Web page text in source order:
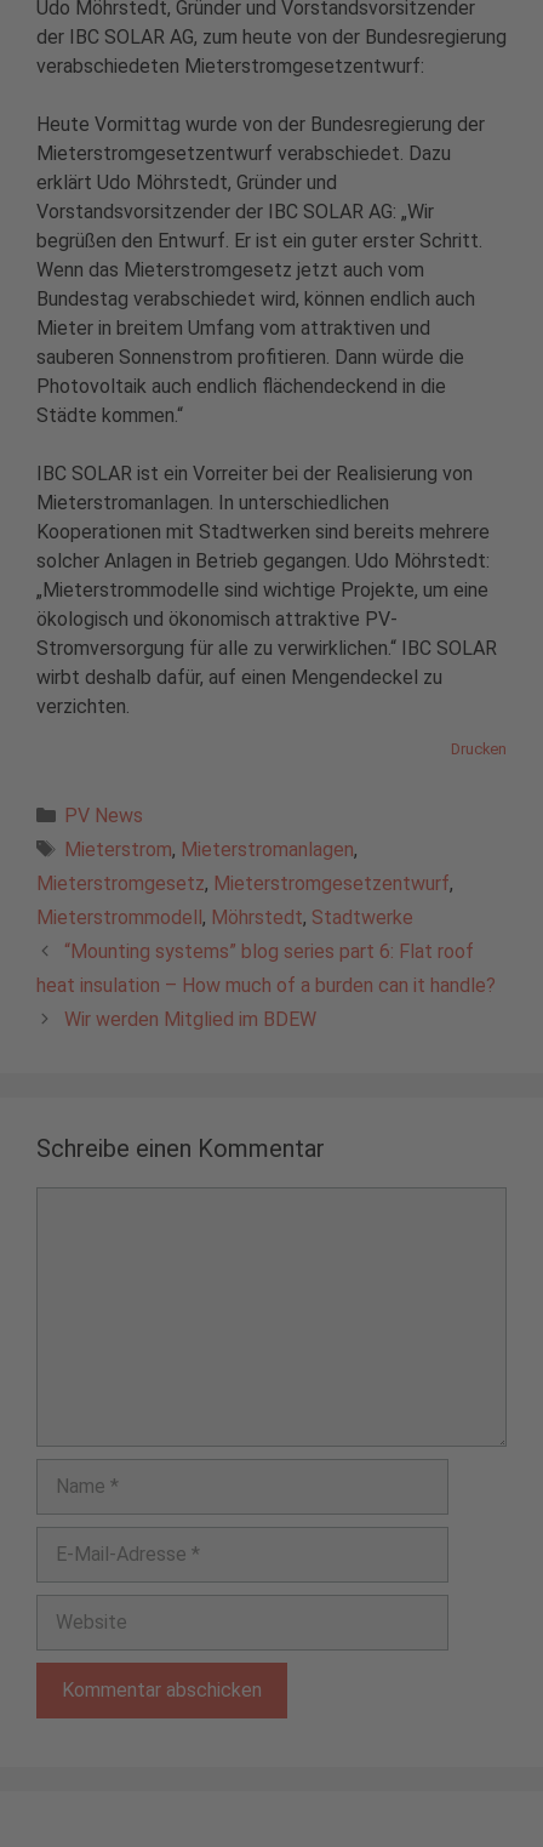
Udo Möhrstedt, Gründer und Vorstandsvorsitzender
der IBC SOLAR AG, zum heute von der Bundesregierung
verabschiedeten Mieterstromgesetzentwurf:
Heute Vormittag wurde von der Bundesregierung der
Mieterstromgesetzentwurf verabschiedet. Dazu
erklärt Udo Möhrstedt, Gründer und
Vorstandsvorsitzender der IBC SOLAR AG: „Wir
begrüßen den Entwurf. Er ist ein guter erster Schritt.
Wenn das Mieterstromgesetz jetzt auch vom
Bundestag verabschiedet wird, können endlich auch
Mieter in breitem Umfang vom attraktiven und
sauberen Sonnenstrom profitieren. Dann würde die
Photovoltaik auch endlich flächendeckend in die
Städte kommen.“
IBC SOLAR ist ein Vorreiter bei der Realisierung von
Mieterstromanlagen. In unterschiedlichen
Kooperationen mit Stadtwerken sind bereits mehrere
solcher Anlagen in Betrieb gegangen. Udo Möhrstedt:
„Mieterstrommodelle sind wichtige Projekte, um eine
ökologisch und ökonomisch attraktive PV-
Stromversorgung für alle zu verwirklichen.“ IBC SOLAR
wirbt deshalb dafür, auf einen Mengendeckel zu
verzichten.
Drucken
Kategorien
PV News
Schlagwörter
Mieterstrom, Mieterstromanlagen,
Mieterstromgesetz, Mieterstromgesetzentwurf,
Mieterstrommodell , Möhrstedt, Stadtwerke
“Mounting systems” blog series part 6: Flat roof
heat insulation – How much of a burden can it handle?
Wir werden Mitglied im BDEW
Schreibe einen Kommentar
Adresse